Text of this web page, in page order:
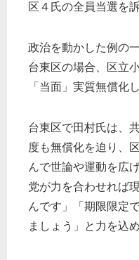
区４氏の全員当選を
政治を動かした例の
台東区の場合、区立
「当面」実質無償化
台東区で田村氏は、
度も無償化を迫り、
んで世論や運動を広
党が力を合わせれば
んです」「期限限定
ましょう」と力を込